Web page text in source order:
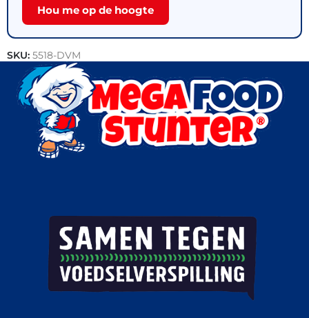
Hou me op de hoogte
SKU: 5518-DVM
Categorie: Outlet